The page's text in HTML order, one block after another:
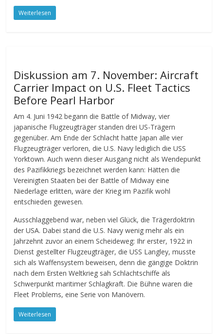
Weiterlesen
Diskussion am 7. November: Aircraft
Carrier Impact on U.S. Fleet Tactics
Before Pearl Harbor
Am 4. Juni 1942 begann die Battle of Midway, vier
japanische Flugzeugträger standen drei US-Trägern
gegenüber. Am Ende der Schlacht hatte Japan alle vier
Flugzeugträger verloren, die U.S. Navy lediglich die USS
Yorktown. Auch wenn dieser Ausgang nicht als Wendepunkt
des Pazifikkriegs bezeichnet werden kann: Hätten die
Vereinigten Staaten bei der Battle of Midway eine
Niederlage erlitten, wäre der Krieg im Pazifik wohl
entschieden gewesen.
Ausschlaggebend war, neben viel Glück, die Trägerdoktrin
der USA. Dabei stand die U.S. Navy wenig mehr als ein
Jahrzehnt zuvor an einem Scheideweg: Ihr erster, 1922 in
Dienst gestellter Flugzeugträger, die USS Langley, musste
sich als Waffensystem beweisen, denn die gängige Doktrin
nach dem Ersten Weltkrieg sah Schlachtschiffe als
Schwerpunkt maritimer Schlagkraft. Die Bühne waren die
Fleet Problems, eine Serie von Manövern.
Weiterlesen